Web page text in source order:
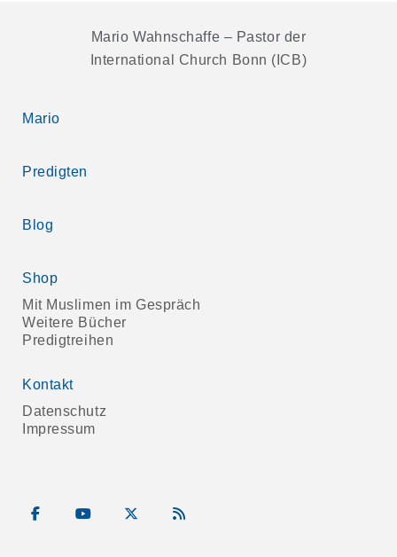
Mario Wahnschaffe – Pastor der
International Church Bonn (ICB)
Mario
Predigten
Blog
Shop
Mit Muslimen im Gespräch
Weitere Bücher
Predigtreihen
Kontakt
Datenschutz
Impressum